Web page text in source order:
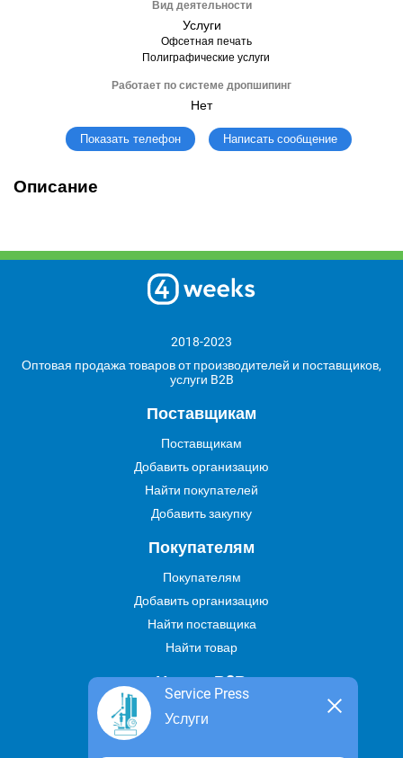
Вид деятельности
Услуги
Офсетная печать
Полиграфические услуги
Работает по системе дропшипинг
Нет
Показать телефон Написать сообщение
Описание
Service Press
Услуги
2018-2023
Оптовая продажа товаров от производителей и поставщиков,
услуги B2B
Поставщикам
Поставщикам
Добавить организацию
Найти покупателей
Добавить закупку
Покупателям
Покупателям
Добавить организацию
Найти поставщика
Найти товар
Услуги В2В
Найти услугу
Предложить свою услугу